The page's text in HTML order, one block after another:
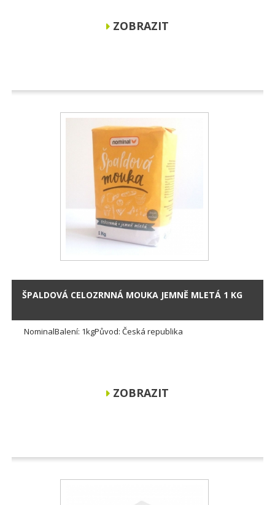
ZOBRAZIT
ŠPALDOVÁ CELOZRNNÁ MOUKA JEMNĚ MLETÁ 1 KG
NominalBalení: 1kgPůvod: Česká republika
ZOBRAZIT